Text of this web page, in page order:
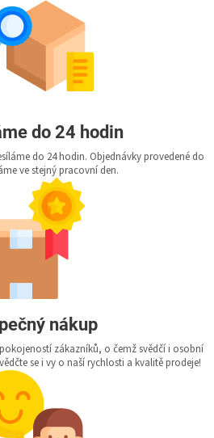
do 24 hodin
do 24 hodin. Objednávky provedené do
ve stejný pracovní den.
nákup
zákazníků, o čemž svědčí i osobní
se i vy o naší rychlosti a kvalitě prodeje!